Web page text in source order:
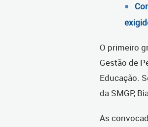
O primeiro
Gestão de
Educação.
da SMGP,
As